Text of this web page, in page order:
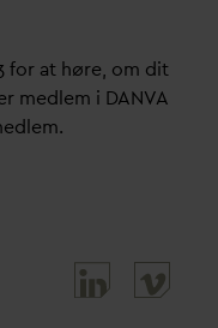
for at høre, om dit
medlem i DANVA